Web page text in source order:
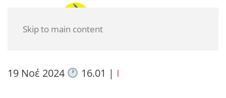
Skip to main content
19 Νοέ 2024 16.01 | I